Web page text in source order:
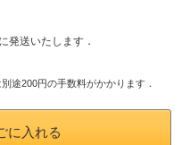
発送いたします．
途200円の手数料がかかります．
に入れる